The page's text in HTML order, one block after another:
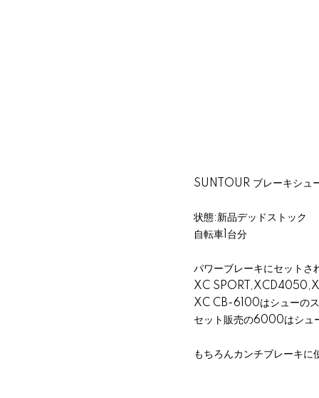
SUNTOUR ブレーキシュ
状態:新品デッドストック
自転車1台分
パワーブレーキにセットさ
XC
XC CB-6100はシューの
セット販売の6000はシュ
もちろんカンチブレーキに